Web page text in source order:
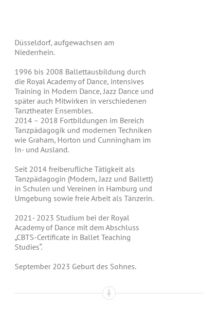
Düsseldorf, aufgewachsen am
Niederrhein.
1996 bis 2008 Ballettausbildung durch
die Royal Academy of Dance, intensives
Training in Modern Dance, Jazz Dance und
später auch Mitwirken in verschiedenen
Tanztheater Ensembles.
2014 – 2018 Fortbildungen im Bereich
Tanzpädagogik und modernen Techniken
wie Graham, Horton und Cunningham im
In- und Ausland.
Seit 2014 freiberufliche Tätigkeit als
Tanzpädagogin (Modern, Jazz und Ballett)
in Schulen und Vereinen in Hamburg und
Umgebung sowie freie Arbeit als Tänzerin.
2021- 2023 Studium bei der Royal
Academy of Dance mit dem Abschluss
„CBTS-Certificate in Ballet Teaching
Studies“.
September 2023 Geburt des Sohnes.